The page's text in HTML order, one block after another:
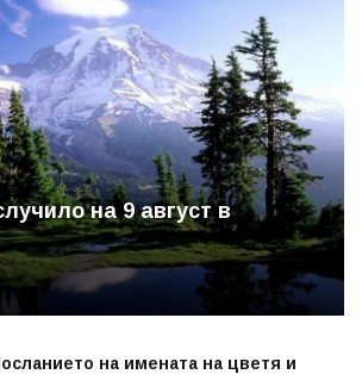
на 9 август в
на имената на цветя и